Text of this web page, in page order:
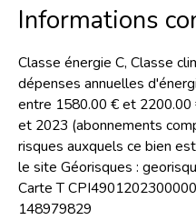
Informations
Classe énergie C, Classe
dépenses annuelles
entre 1580.00 € et
et 2023 (abonnements
risques auxquels ce bien
le site Géorisques :
Carte T
148979829